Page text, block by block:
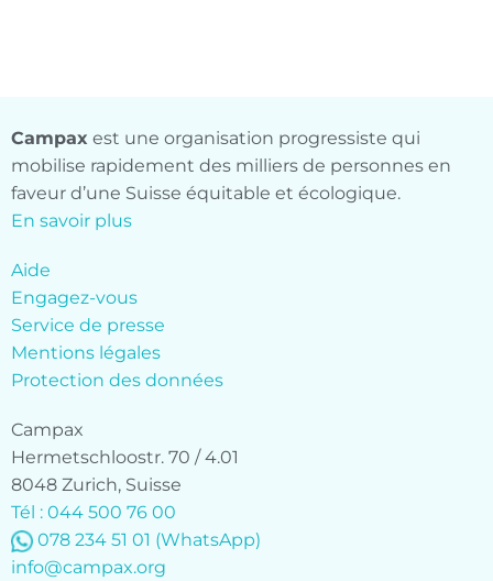
Campax est une organisation progressiste qui
mobilise rapidement des milliers de personnes en
faveur d’une Suisse équitable et écologique.
En savoir plus
Aide
Engagez-vous
Service de presse
Mentions légales
Protection des données
Campax
Hermetschloostr. 70 / 4.01
8048 Zurich, Suisse
Tél : 044 500 76 00
078 234 51 01 (WhatsApp)
info@campax.org